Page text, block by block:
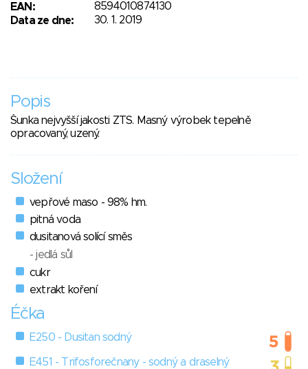
EAN:
8594010874130
Data ze dne:
30. 1. 2019
Popis
Šunka nejvyšší jakosti ZTS. Masný výrobek tepelně
opracovaný, uzený.
Složení
vepřové maso - 98% hm.
pitná voda
dusitanová solící směs
- jedlá sůl
cukr
extrakt koření
Éčka
E250 - Dusitan sodný
E451 - Trifosforečnany - sodný a draselný